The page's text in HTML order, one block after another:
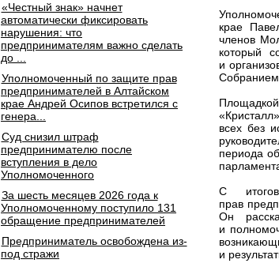
«Честный знак» начнет
автоматически фиксировать
нарушения: что
предпринимателям важно сделать
до ...
Уполномоченный по защите прав
предпринимателей в Алтайском
крае Андрей Осипов встретился с
генера...
Суд снизил штраф
предпринимателю после
вступления в дело
Уполномоченного
За шесть месяцев 2026 года к
Уполномоченному поступило 131
обращение предпринимателей
Предприниматель освобождена из-
под стражи
крае
членов
который
и
Собранием.
всех без
периода
С
прав
Он
и
и